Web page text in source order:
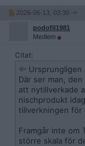
2026-06-13, 03:30
podofil1981
Medlem
Citat:
Ursprungligen
Där ser man,
att nytillverkade
nischprodukt
tillverkningen för
Framgår inte om
större skala för